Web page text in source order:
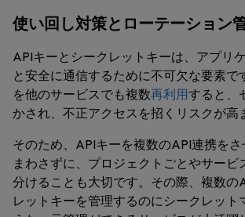
使い回し対策とローテーション
APIキーとシークレットキーは、アプリ
と安全に通信するために不可欠な要素で
を他のサービスでも複数再利用すると、
かされ、不正アクセスを招くリスクが高
そのため、APIキーを複数のAPI連携を
まわさずに、プロジェクトごとやサービ
分けることも大切です。その際、複数の
レットキーを管理するのにシークレット